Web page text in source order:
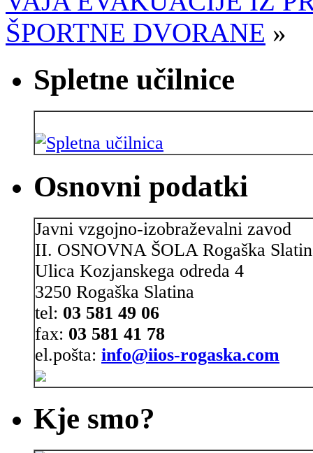
ŠPORTNE DVORANE »
Spletne učilnice
Osnovni podatki
Javni vzgojno-izobraževalni zavod
II. OSNOVNA ŠOLA Rogaška
Ulica Kozjanskega odreda 4
3250 Rogaška Slatina
tel: 03 581 49 06
fax: 03 581 41 78
el.pošta: info@iios-rogaska.com
Kje smo?